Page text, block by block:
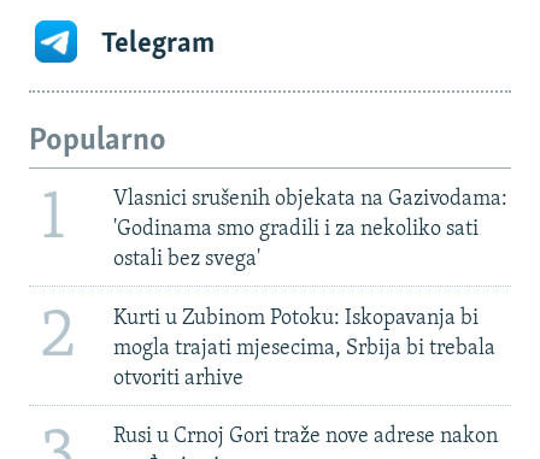
Telegram
Popularno
1
Vlasnici srušenih objekata na Gazivodama:
'Godinama smo gradili i za nekoliko sati
ostali bez svega'
2
Kurti u Zubinom Potoku: Iskopavanja bi
mogla trajati mjesecima, Srbija bi trebala
otvoriti arhive
Rusi u Crnoj Gori traže nove adrese nakon